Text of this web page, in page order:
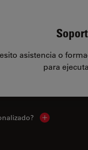
asistencia o
para
Show local